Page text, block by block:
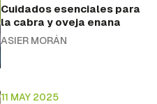
Cuidados esenciales para
la cabra y oveja enana
ASIER MORÁN
11 MAY 2025